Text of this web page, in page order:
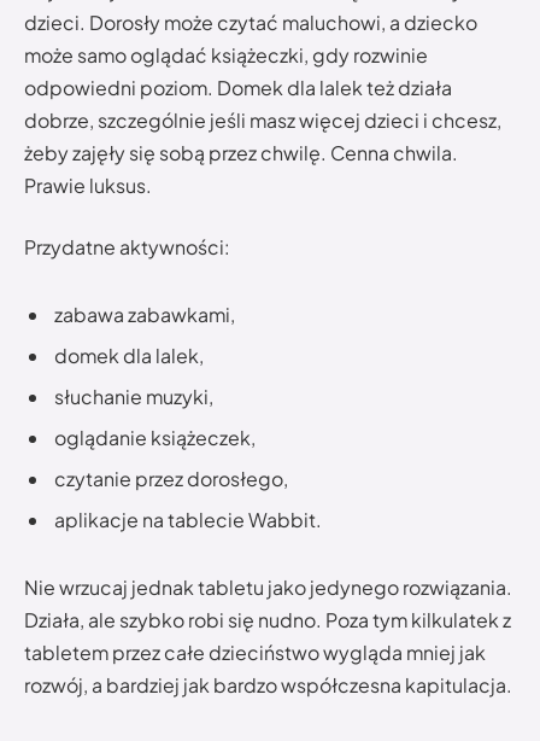
dzieci. Dorosły może czytać maluchowi, a dziecko
może samo oglądać książeczki, gdy rozwinie
odpowiedni poziom. Domek dla lalek też działa
dobrze, szczególnie jeśli masz więcej dzieci i chcesz,
żeby zajęły się sobą przez chwilę. Cenna chwila.
Prawie luksus.
Przydatne aktywności:
zabawa zabawkami,
domek dla lalek,
słuchanie muzyki,
oglądanie książeczek,
czytanie przez dorosłego,
aplikacje na tablecie Wabbit.
Nie wrzucaj jednak tabletu jako jedynego rozwiązania.
Działa, ale szybko robi się nudno. Poza tym kilkulatek z
tabletem przez całe dzieciństwo wygląda mniej jak
rozwój, a bardziej jak bardzo współczesna kapitulacja.